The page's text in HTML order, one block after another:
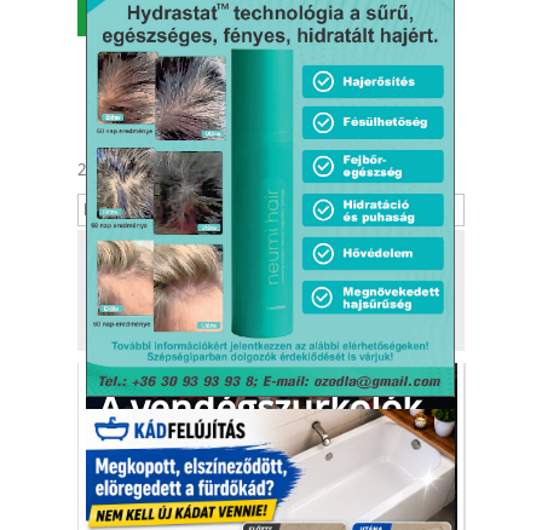
MENÜ
2026. augusztus 7.
Tekintse meg
a kiadónk, aKafi Bt.
más tevékenységét is!
A vendégszurkolók
visszakapták a jegy
árát